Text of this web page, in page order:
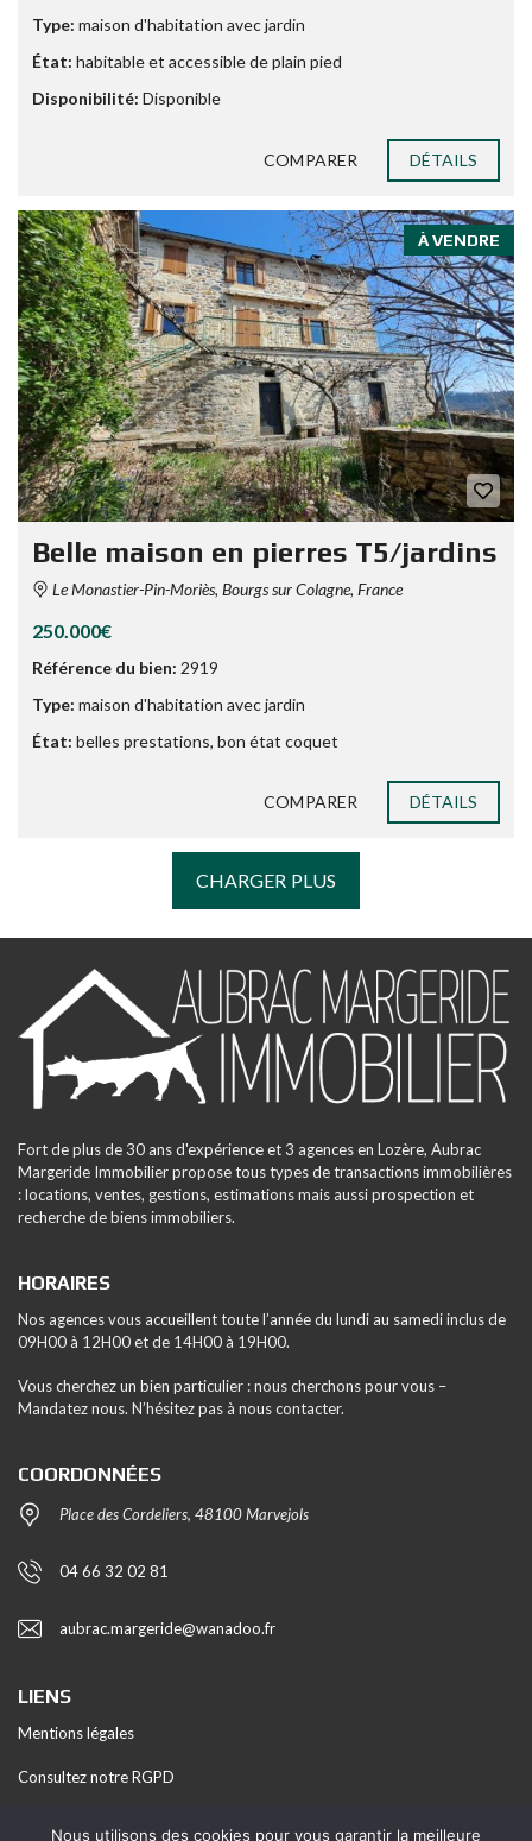
Type: maison d'habitation avec jardin
État: habitable et accessible de plain pied
Disponibilité: Disponible
COMPARER DÉTAILS
À VENDRE
Belle maison en pierres T5/jardins
Le Monastier-Pin-Moriès, Bourgs sur Colagne, France
250.000€
Référence du bien: 2919
Type: maison d'habitation avec jardin
État: belles prestations, bon état coquet
COMPARER DÉTAILS
CHARGER PLUS
Fort de plus de 30 ans d'expérience et 3 agences en Lozère, Aubrac
Margeride Immobilier propose tous types de transactions immobilières
: locations, ventes, gestions, estimations mais aussi prospection et
recherche de biens immobiliers.
HORAIRES
Nos agences vous accueillent toute l’année du lundi au samedi inclus de
09H00 à 12H00 et de 14H00 à 19H00.
Vous cherchez un bien particulier : nous cherchons pour vous –
Mandatez nous. N’hésitez pas à nous contacter.
COORDONNÉES
Place des Cordeliers, 48100 Marvejols
04 66 32 02 81
aubrac.margeride@wanadoo.fr
LIENS
Mentions légales
Consultez notre RGPD
Nous utilisons des cookies pour vous garantir la meilleure